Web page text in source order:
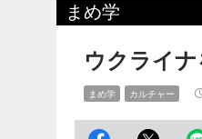
まめ学
ウクライ
まめ学 カルチャー